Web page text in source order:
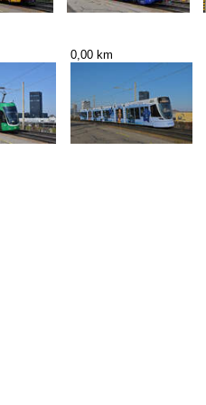
0,00 km